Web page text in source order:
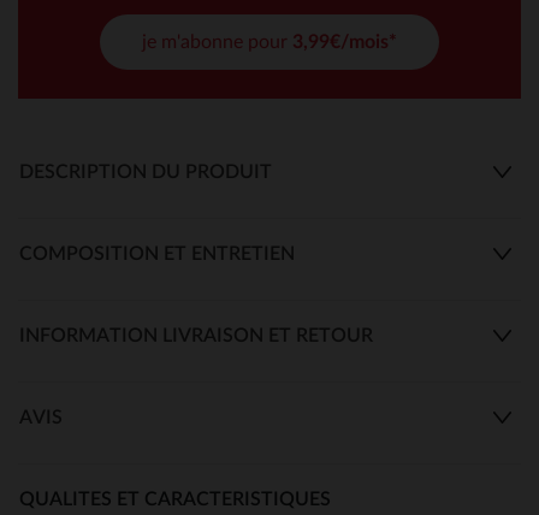
je m'abonne pour 3,99€/mois*
DESCRIPTION DU PRODUIT
COMPOSITION ET ENTRETIEN
INFORMATION LIVRAISON ET RETOUR
AVIS
QUALITES ET CARACTERISTIQUES